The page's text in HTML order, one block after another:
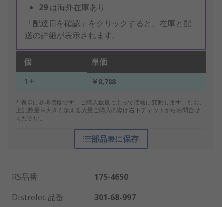
29 は海外在庫あり
「配達日を確認」をクリックすると、在庫と配
送の詳細が表示されます。
個 単価
1 + ￥8,788
* 表示は参考価格です。ご購入数量によって価格は変動します。なお、
上記数量を大きく超える大量ご購入の際は右下チャットからお問合せ
ください。
部品表に保存
RS品番:
175-4650
Distrelec 品番:
301-68-997